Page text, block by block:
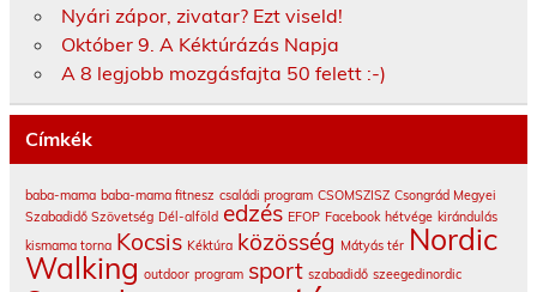
Nyári zápor, zivatar? Ezt viseld!
Október 9. A Kéktúrázás Napja
A 8 legjobb mozgásfajta 50 felett :-)
Címkék
baba-mama baba-mama fitnesz családi program CSOMSZISZ Csongrád Megyei
Szabadidő Szövetség Dél-alföld edzés EFOP Facebook hétvége kirándulás
kismama torna Kocsis Kéktúra közösség Mátyás tér Nordic
Walking outdoor program sport szabadidő szeegedinordic